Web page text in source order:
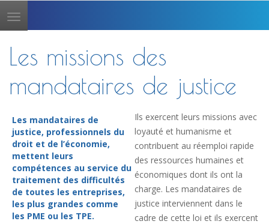
Toggle
navigation
Les missions des
mandataires de justice
Les mandataires de
justice, professionnels du
droit et de l’économie,
mettent leurs
compétences au service du
traitement des difficultés
de toutes les entreprises,
les plus grandes comme
les PME ou les TPE.
Ils exercent leurs missions avec
loyauté et humanisme et
contribuent au réemploi rapide
des ressources humaines et
économiques dont ils ont la
charge. Les mandataires de
justice interviennent dans le
cadre de cette loi et ils exercent